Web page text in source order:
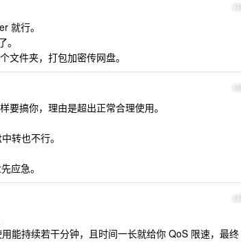
15
就行。
文件夹，打包加密传网盘。
16
要搞你，理由是超出正常合理使用。
转也不行。
应急。
17
能持续若干分钟，且时间一长就给你 QoS 限速，最终